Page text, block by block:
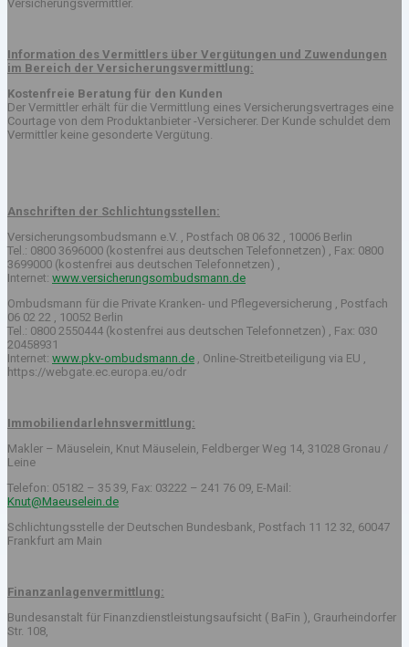
Versicherungsvermittler.
Information des Vermittlers über Vergütungen und Zuwendungen
im Bereich der Versicherungsvermittlung:
Kostenfreie Beratung für den Kunden
Der Vermittler erhält für die Vermittlung eines Versicherungsvertrages eine
Courtage von dem Produktanbieter -Versicherer. Der Kunde schuldet dem
Vermittler keine gesonderte Vergütung.
Anschriften der Schlichtungsstellen:
Versicherungsombudsmann e.V. , Postfach 08 06 32 , 10006 Berlin
Tel.: 0800 3696000 (kostenfrei aus deutschen Telefonnetzen) , Fax: 0800
3699000 (kostenfrei aus deutschen Telefonnetzen) ,
Internet: www.versicherungsombudsmann.de
Ombudsmann für die Private Kranken- und Pflegeversicherung , Postfach
06 02 22 , 10052 Berlin
Tel.: 0800 2550444 (kostenfrei aus deutschen Telefonnetzen) , Fax: 030
20458931
Internet: www.pkv-ombudsmann.de , Online-Streitbeteiligung via EU ,
https://webgate.ec.europa.eu/odr
Immobiliendarlehnsvermittlung:
Makler – Mäuselein, Knut Mäuselein, Feldberger Weg 14, 31028 Gronau /
Leine
Telefon: 05182 – 35 39, Fax: 03222 – 241 76 09, E-Mail:
Knut@Maeuselein.de
Schlichtungsstelle der Deutschen Bundesbank, Postfach 11 12 32, 60047
Frankfurt am Main
Finanzanlagenvermittlung:
Bundesanstalt für Finanzdienstleistungsaufsicht ( BaFin ), Graurheindorfer
Str. 108,